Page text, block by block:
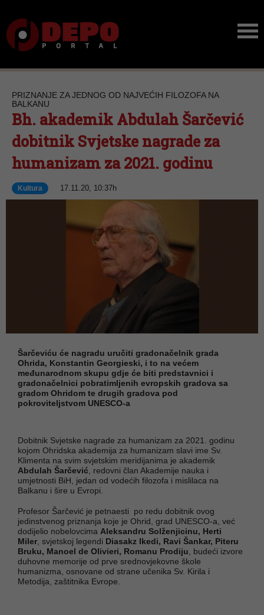
PRIZNANJE ZA JEDNOG OD NAJVEĆIH FILOZOFA NA
BALKANU
Bh. akademik Abdulah Šarčević
dobitnik Svjetske nagrade za
humanizam za 2021. godinu
Kultura 17.11.20, 10:37h
Šarčeviću će nagradu uručiti gradonačelnik grada
Ohrida, Konstantin Georgieski, i to na većem
međunarodnom skupu gdje će biti predstavnici i
gradonačelnici pobratimljenih evropskih gradova sa
gradom Ohridom te drugih gradova pod
pokroviteljstvom UNESCO-a
Dobitnik Svjetske nagrade za humanizam za 2021. godinu
kojom Ohridska akademija za humanizam slavi ime Sv.
Klimenta na svim svjetskim meridijanima je akademik
Abdulah Šarčević , redovni član Akademije nauka i
umjetnosti BiH, jedan od vodećih filozofa i mislilaca na
Balkanu i šire u Evropi.
Profesor Šarčević je petnaesti po redu dobitnik ovog
jedinstvenog priznanja koje je Ohrid, grad UNESCO-a, već
dodijelio nobelovcima Aleksandru Solženjicinu, Herti
Miler , svjetskoj legendi Diasakz Ikedi, Ravi Šankar, Piteru
Bruku, Manoel de Olivieri, Romanu Prodiju , budeći izvore
duhovne memorije od prve srednovjekovne škole
humanizma, osnovane od strane učenika Sv. Kirila i
Metodija, zaštitnika Evrope.